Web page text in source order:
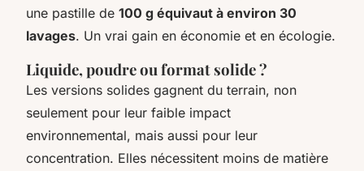
une pastille de 100 g équivaut à environ 30
lavages. Un vrai gain en économie et en écologie.
Liquide, poudre ou format solide ?
Les versions solides gagnent du terrain, non
seulement pour leur faible impact
environnemental, mais aussi pour leur
concentration. Elles nécessitent moins de matière